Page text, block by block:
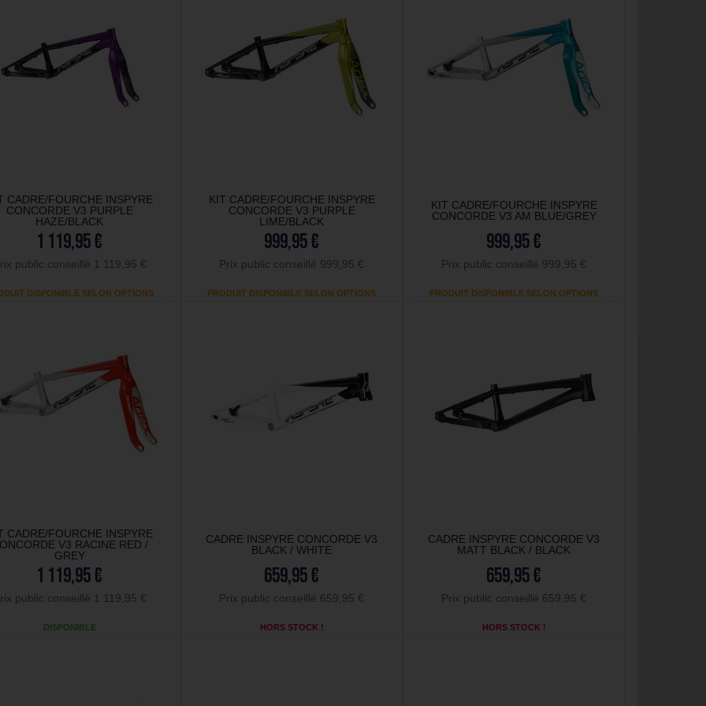
CADRE/FOURCHE INSPYRE
CONCORDE V3 PURPLE
HAZE/BLACK
1 119,95 €
public conseillé 1 119,95 €
DISPONIBLE SELON OPTIONS
KIT CADRE/FOURCHE INSPYRE
CONCORDE V3 PURPLE
LIME/BLACK
999,95 €
Prix public conseillé 999,95 €
PRODUIT DISPONIBLE SELON OPTIONS
KIT CADRE/FOURCHE INSPYRE
CONCORDE V3 AM BLUE/GREY
999,95 €
Prix public conseillé 999,95 €
PRODUIT DISPONIBLE SELON OPTIONS
CADRE/FOURCHE INSPYRE
V3 RACINE RED /
GREY
1 119,95 €
public conseillé 1 119,95 €
DISPONIBLE
CADRE INSPYRE CONCORDE V3
BLACK / WHITE
659,95 €
Prix public conseillé 659,95 €
HORS STOCK !
CADRE INSPYRE CONCORDE V3
MATT BLACK / BLACK
659,95 €
Prix public conseillé 659,95 €
HORS STOCK !